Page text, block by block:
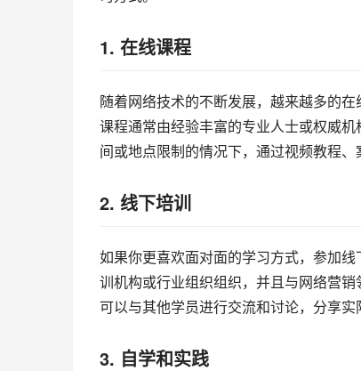
1. 在线课程
随着网络技术的不断发展，越来越多的
课程通常由经验丰富的专业人士或权威
间或地点限制的情况下，通过视频教程
2. 线下培训
如果你更喜欢面对面的学习方式，参加
训机构或行业组织组织，并且与网络营
可以与其他学员进行交流和讨论，分享
3. 自学和实践